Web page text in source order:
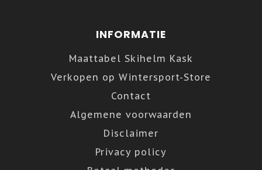
INFORMATIE
Maattabel Skihelm Kask
Verkopen op Wintersport-Store
Contact
Algemene voorwaarden
Disclaimer
Privacy policy